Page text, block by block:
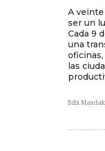
A veinte
ser un
Cada 9
una
las
Bibi